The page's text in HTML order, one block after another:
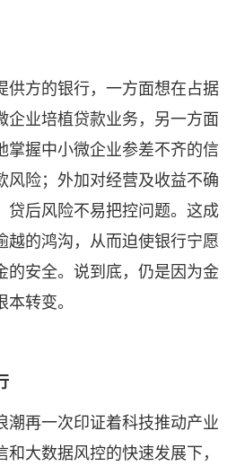
方的银行，一方面想在占据
企业培植贷款业务，另一方面
掌握中小微企业参差不齐的信
风险；外加对经营及收益不确
贷后风险不易把控问题。这成
越的鸿沟，从而迫使银行宁愿
的安全。说到底，仍是因为金
转变。
再一次印证着科技推动产业
大数据风控的快速发展下，